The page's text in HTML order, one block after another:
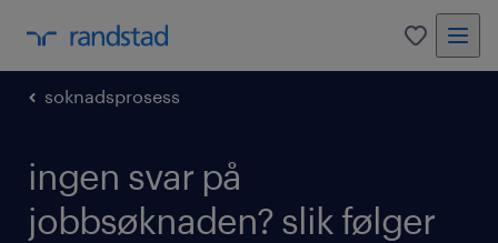
0
soknadsprosess
ingen svar på
jobbsøknaden? slik følger